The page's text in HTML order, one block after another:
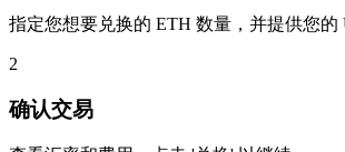
指定您想要兑换的 ETH 数量，并提供您的
2
确认交易